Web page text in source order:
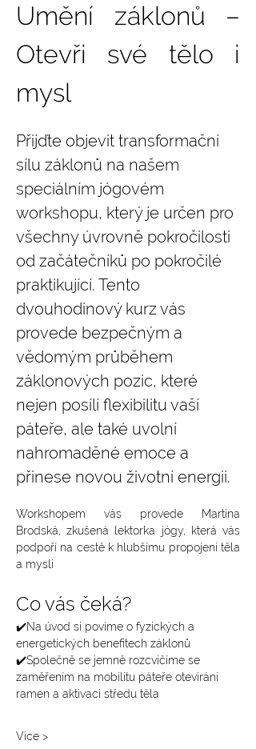
Umění záklonů –
Otevři své tělo i
mysl
Přijďte objevit transformační
sílu záklonů na našem
speciálním jógovém
workshopu, který je určen pro
všechny úvrovně pokročilosti
od začátečníků po pokročilé
praktikující. Tento
dvouhodinový kurz vás
provede bezpečným a
vědomým průběhem
záklonových pozic, které
nejen posílí flexibilitu vaší
páteře, ale také uvolní
nahromaděné emoce a
přinese novou životní energii.
Workshopem vás provede Martina
Brodská, zkušená lektorka jógy, která vás
podpoří na cestě k hlubšímu propojení těla
a mysli
Co vás čeká?
✔️Na úvod si povíme o fyzických a
energetických benefitech záklonů
✔️Společně se jemně rozcvičíme se
zaměřením na mobilitu páteře otevírání
ramen a aktivaci středu těla
Více >